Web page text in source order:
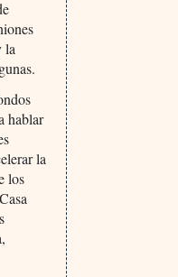
la
hablar
la
los